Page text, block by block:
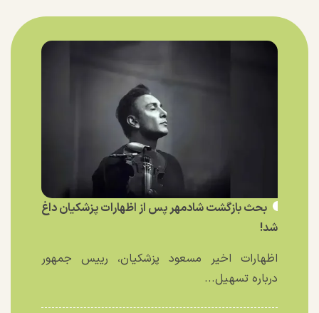
بحث بازگشت شادمهر پس از اظهارات پزشکیان داغ
شد!
اظهارات اخیر مسعود پزشکیان، رییس جمهور
درباره تسهیل...